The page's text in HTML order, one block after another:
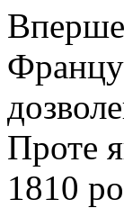
Вперше
Проте
1810